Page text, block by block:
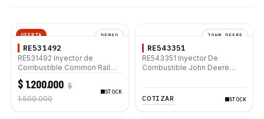
OFERTA DENSO
RE531492
RE531492 Inyector de
Combustible Common Rail
Denso para Motor John
Deere PowerTech 9.0L
6090H
$ 1.200.000 $
1.500.000
STOCK
JOHN DEERE
RE543351
RE543351 Inyector De
Combustible John Deere
6125R 6140D 6140R 6150M
6150R
COTIZAR STOCK